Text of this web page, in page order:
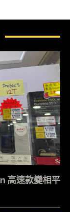
高速款變相平